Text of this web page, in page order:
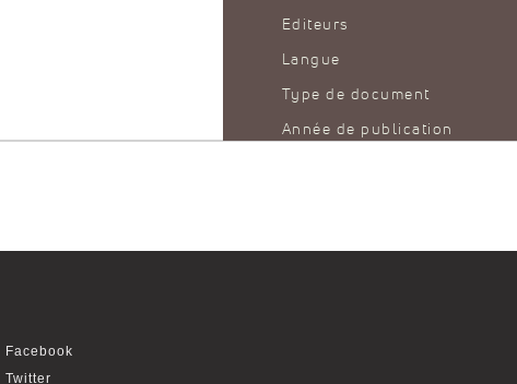
Editeurs
Langue
Type de document
Année de publication
Facebook
Twitter